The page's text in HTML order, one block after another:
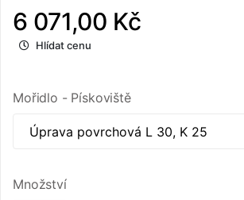
6 071,00 Kč
Hlídat cenu
Mořidlo - Pískoviště
Množství